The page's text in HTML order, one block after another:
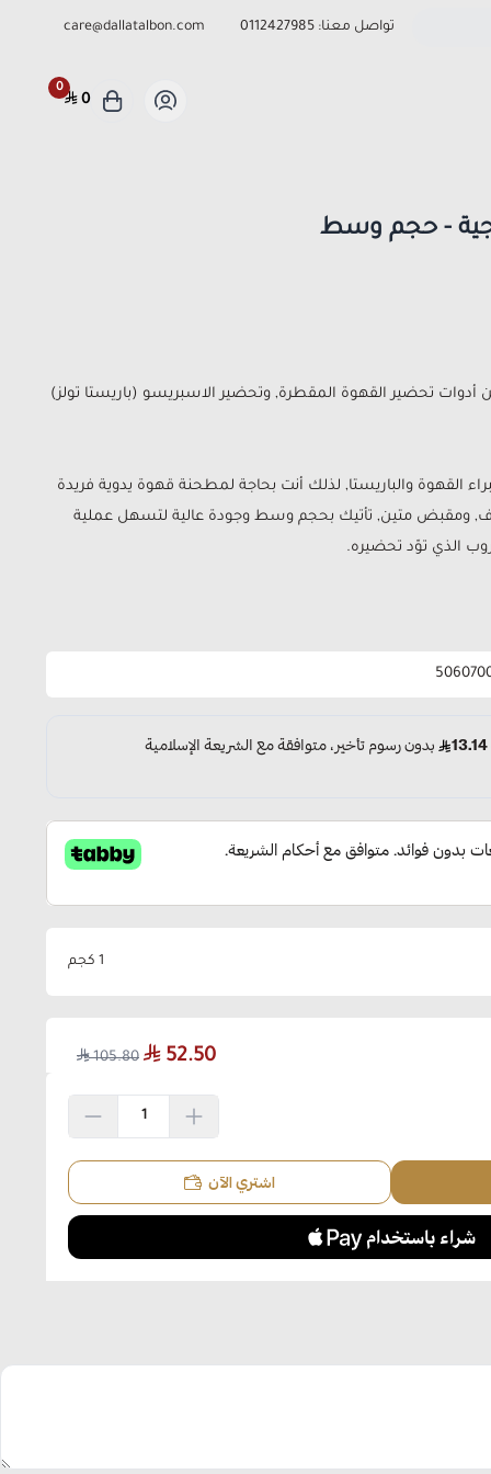
تواصل معنا: 0112427985
care@dallatalbon.com
0
0
- حجم وسط
تحضير القهوة المقطرة, وتحضير الاسبريسو (باريستا تولز)
والباريستا, لذلك أنت بحاجة لمطحنة قهوة يدوية فريدة
ومقبض متين, تأتيك بحجم وسط وجودة عالية لتسهل عملية
الذي توّد تحضيره.
1 كجم
52.50
105.80
اشتري الآن